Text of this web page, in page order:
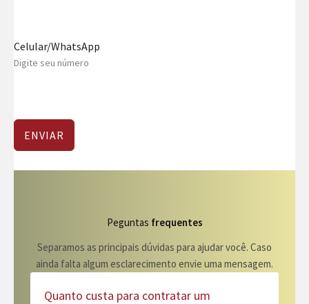
Celular/WhatsApp
Digite seu número
ENVIAR
Peguntas frequentes
Separamos as principais dúvidas para ajudar você. Caso
ainda falta algum esclarecimento envie uma mensagem.
Quanto custa para contratar um